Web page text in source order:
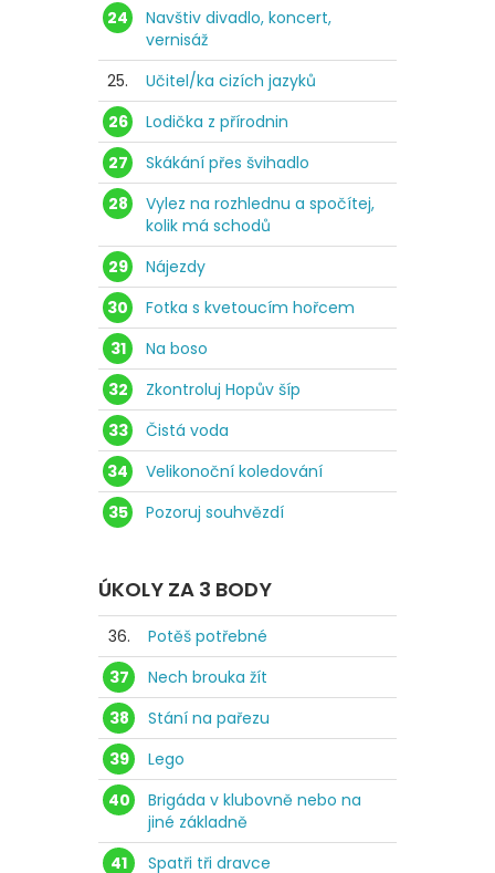
24
Navštiv divadlo, koncert,
vernisáž
25.
Učitel/ka cizích jazyků
26
Lodička z přírodnin
27
Skákání přes švihadlo
28
Vylez na rozhlednu a spočítej,
kolik má schodů
29
Nájezdy
30
Fotka s kvetoucím hořcem
31
Na boso
32
Zkontroluj Hopův šíp
33
Čistá voda
34
Velikonoční koledování
35
Pozoruj souhvězdí
ÚKOLY ZA 3 BODY
36.
Potěš potřebné
37
Nech brouka žít
38
Stání na pařezu
39
Lego
40
Brigáda v klubovně nebo na
jiné základně
41
Spatři tři dravce